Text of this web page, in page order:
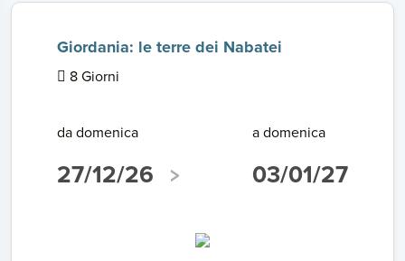
Giordania: le terre dei Nabatei
8 Giorni
da domenica
27/12/26
a domenica
03/01/27